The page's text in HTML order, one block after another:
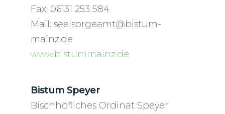
Fax: 06131 253 584
Mail: seelsorgeamt@bistum-
mainz.de
www.bistummainz.de
Bistum Speyer
Bischhöfliches Ordinat Speyer